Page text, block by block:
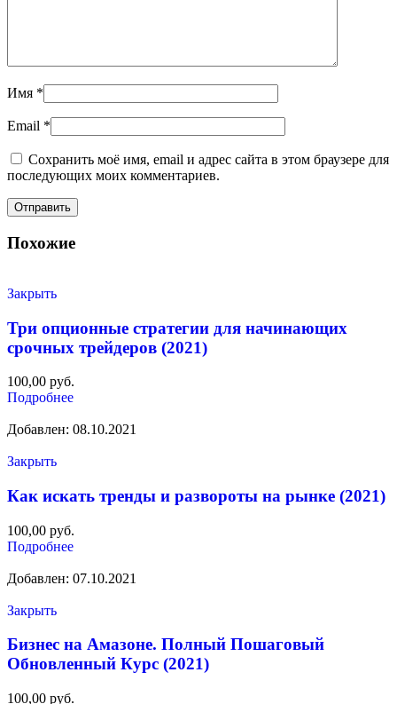
Имя *
Email *
Сохранить моё имя, email и адрес сайта в этом браузере для
последующих моих комментариев.
Похожие
Закрыть
Три опционные стратегии для начинающих
срочных трейдеров (2021)
100,00 руб.
Подробнее
Добавлен: 08.10.2021
Закрыть
Как искать тренды и развороты на рынке (2021)
100,00 руб.
Подробнее
Добавлен: 07.10.2021
Закрыть
Бизнес на Амазоне. Полный Пошаговый
Обновленный Курс (2021)
100,00 руб.